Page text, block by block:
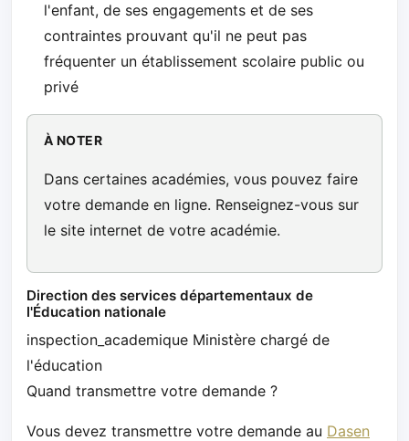
l'enfant, de ses engagements et de ses
contraintes prouvant qu'il ne peut pas
fréquenter un établissement scolaire public ou
privé
À NOTER
Dans certaines académies, vous pouvez faire
votre demande en ligne. Renseignez-vous sur
le site internet de votre académie.
Direction des services départementaux de
l'Éducation nationale
inspection_academique Ministère chargé de
l'éducation
Quand transmettre votre demande ?
Vous devez transmettre votre demande au Dasen